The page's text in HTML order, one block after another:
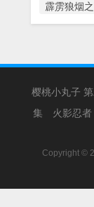
霹雳狼烟
樱桃小丸子
集
火影忍者
Copyright ©